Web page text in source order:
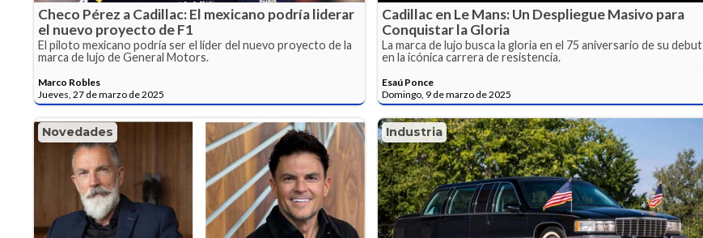
Checo Pérez a Cadillac: El mexicano podría liderar
el nuevo proyecto de F1
El piloto mexicano podría ser el líder del nuevo proyecto de la
marca de lujo de General Motors.
Marco Robles
Jueves, 27 de marzo de 2025
Cadillac en Le Mans: Un Despliegue Masivo para
Conquistar la Gloria
La marca de lujo busca la gloria en el 75 aniversario de su debut
en la icónica carrera de resistencia.
Esaú Ponce
Domingo, 9 de marzo de 2025
Novedades Industria